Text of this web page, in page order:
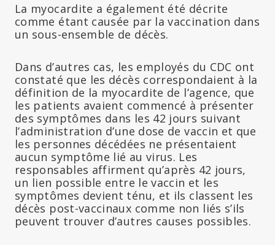
La myocardite a également été décrite
comme étant causée par la vaccination dans
un sous-ensemble de décès.
Dans d’autres cas, les employés du CDC ont
constaté que les décès correspondaient à la
définition de la myocardite de l’agence, que
les patients avaient commencé à présenter
des symptômes dans les 42 jours suivant
l’administration d’une dose de vaccin et que
les personnes décédées ne présentaient
aucun symptôme lié au virus. Les
responsables affirment qu’après 42 jours,
un lien possible entre le vaccin et les
symptômes devient ténu, et ils classent les
décès post-vaccinaux comme non liés s’ils
peuvent trouver d’autres causes possibles.